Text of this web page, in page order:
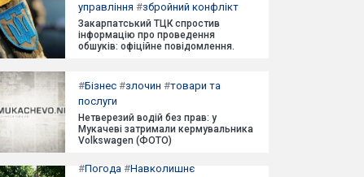
управління #збройний конфлікт
Закарпатський ТЦК спростив
інформацію про проведення
обшуків: офіційне повідомлення.
#Бізнес #злочин #товари та
послуги
Нетверезий водій без прав: у
Мукачеві затримали кермувальника
Volkswagen (ФОТО)
#Погода #Навколишнє